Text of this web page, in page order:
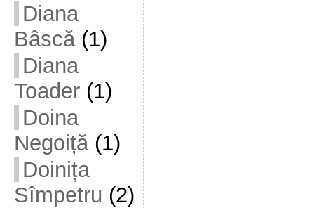
Diana
Bâscă(1)
Diana
Toader(1)
Doina
Negoiță(1)
Doinița
Sîmpetru (2)